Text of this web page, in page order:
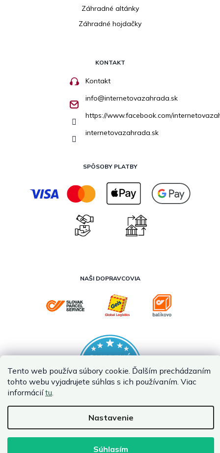
Tento web používa súbory cookie. Ďalším prechádzaním
tohto webu vyjadrujete súhlas s ich používaním. Viac
informáciítu.
Nastavenie
Súhlasím
Záhradné altánky
Záhradné hojdačky
KONTAKT
Kontakt
info@internetovazahrada.sk
https://www.facebook.com/
internetovazahrada.sk
SPÔSOBY PLATBY
NAŠI DOPRAVCOVIA